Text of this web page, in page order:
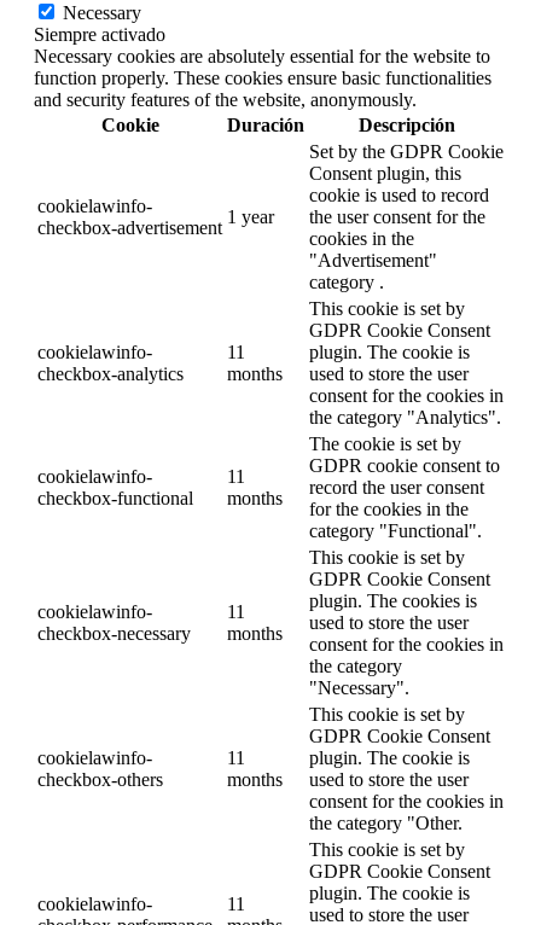
Necessary
Siempre activado
Necessary cookies are absolutely essential for the website to
function properly. These cookies ensure basic functionalities
and security features of the website, anonymously.
Cookie
Duración Descripción
cookielawinfo-
checkbox-advertisement
1 year
Set by the GDPR Cookie
Consent plugin, this
cookie is used to record
the user consent for the
cookies in the
"Advertisement"
category .
cookielawinfo-
checkbox-analytics
11
months
This cookie is set by
GDPR Cookie Consent
plugin. The cookie is
used to store the user
consent for the cookies in
the category "Analytics".
cookielawinfo-
checkbox-functional
11
months
The cookie is set by
GDPR cookie consent to
record the user consent
for the cookies in the
category "Functional".
cookielawinfo-
checkbox-necessary
11
months
This cookie is set by
GDPR Cookie Consent
plugin. The cookies is
used to store the user
consent for the cookies in
the category
"Necessary".
cookielawinfo-
checkbox-others
11
months
This cookie is set by
GDPR Cookie Consent
plugin. The cookie is
used to store the user
consent for the cookies in
the category "Other.
cookielawinfo-
11
This cookie is set by
GDPR Cookie Consent
plugin. The cookie is
used to store the user